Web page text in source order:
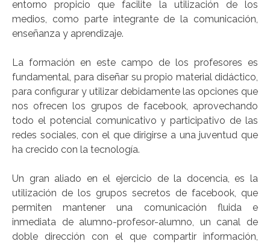
entorno propicio que facilite la utilización de los
medios, como parte integrante de la comunicación,
enseñanza y aprendizaje.
La formación en este campo de los profesores es
fundamental, para diseñar su propio material didáctico,
para configurar y utilizar debidamente las opciones que
nos ofrecen los grupos de facebook, aprovechando
todo el potencial comunicativo y participativo de las
redes sociales, con el que dirigirse a una juventud que
ha crecido con la tecnología.
Un gran aliado en el ejercicio de la docencia, es la
utilización de los grupos secretos de facebook, que
permiten mantener una comunicación fluida e
inmediata de alumno-profesor-alumno, un canal de
doble dirección con el que compartir información,